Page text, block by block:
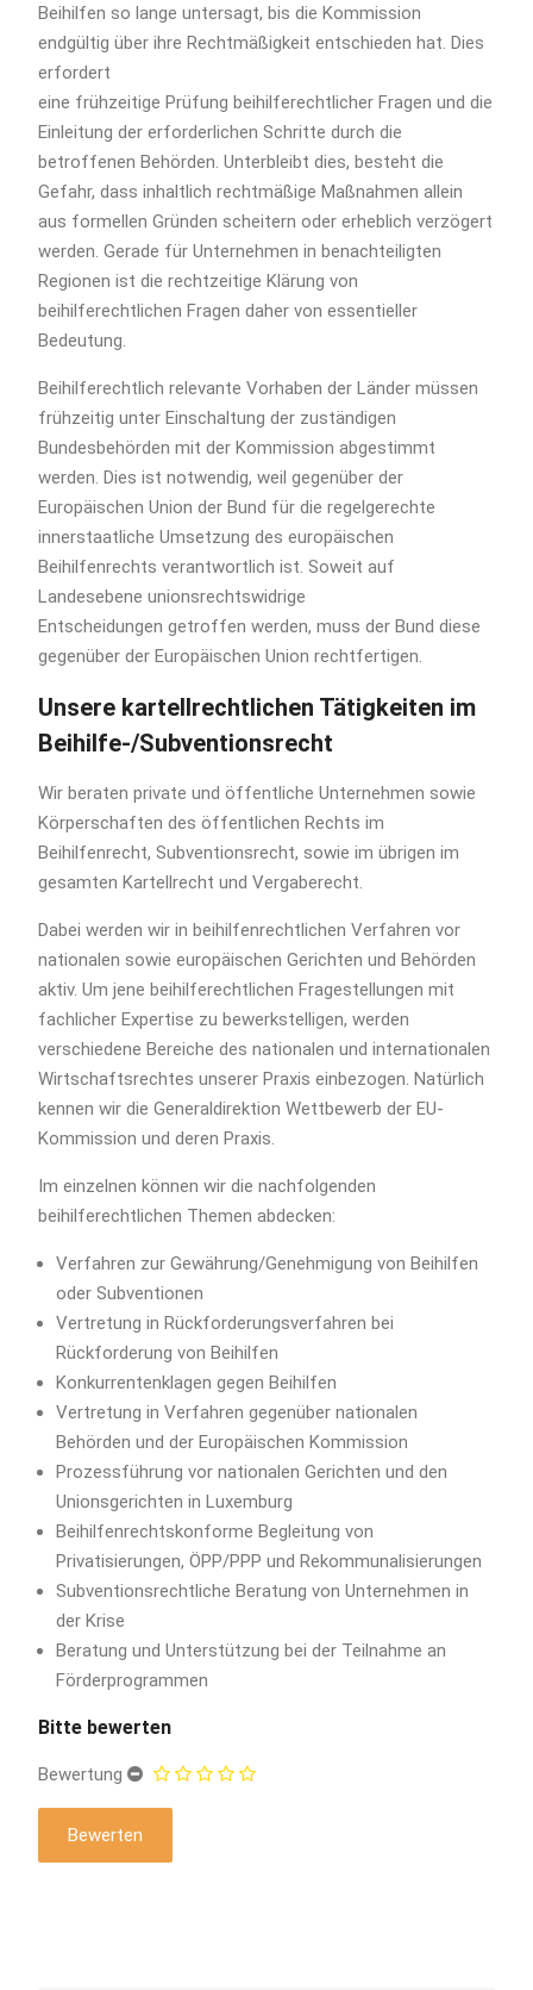
Beihilfen so lange untersagt, bis die Kommission
endgültig über ihre Rechtmäßigkeit entschieden hat. Dies
erfordert
eine frühzeitige Prüfung beihilferechtlicher Fragen und die
Einleitung der erforderlichen Schritte durch die
betroffenen Behörden. Unterbleibt dies, besteht die
Gefahr, dass inhaltlich rechtmäßige Maßnahmen allein
aus formellen Gründen scheitern oder erheblich verzögert
werden. Gerade für Unternehmen in benachteiligten
Regionen ist die rechtzeitige Klärung von
beihilferechtlichen Fragen daher von essentieller
Bedeutung.
Beihilferechtlich relevante Vorhaben der Länder müssen
frühzeitig unter Einschaltung der zuständigen
Bundesbehörden mit der Kommission abgestimmt
werden. Dies ist notwendig, weil gegenüber der
Europäischen Union der Bund für die regelgerechte
innerstaatliche Umsetzung des europäischen
Beihilfenrechts verantwortlich ist. Soweit auf
Landesebene unionsrechtswidrige
Entscheidungen getroffen werden, muss der Bund diese
gegenüber der Europäischen Union rechtfertigen.
Unsere kartellrechtlichen Tätigkeiten im
Beihilfe-/Subventionsrecht
Wir beraten private und öffentliche Unternehmen sowie
Körperschaften des öffentlichen Rechts im
Beihilfenrecht, Subventionsrecht, sowie im übrigen im
gesamten Kartellrecht und Vergaberecht.
Dabei werden wir in beihilfenrechtlichen Verfahren vor
nationalen sowie europäischen Gerichten und Behörden
aktiv. Um jene beihilferechtlichen Fragestellungen mit
fachlicher Expertise zu bewerkstelligen, werden
verschiedene Bereiche des nationalen und internationalen
Wirtschaftsrechtes unserer Praxis einbezogen. Natürlich
kennen wir die Generaldirektion Wettbewerb der EU-
Kommission und deren Praxis.
Im einzelnen können wir die nachfolgenden
beihilferechtlichen Themen abdecken:
Verfahren zur Gewährung/Genehmigung von Beihilfen
oder Subventionen
Vertretung in Rückforderungsverfahren bei
Rückforderung von Beihilfen
Konkurrentenklagen gegen Beihilfen
Vertretung in Verfahren gegenüber nationalen
Behörden und der Europäischen Kommission
Prozessführung vor nationalen Gerichten und den
Unionsgerichten in Luxemburg
Beihilfenrechtskonforme Begleitung von
Privatisierungen, ÖPP/PPP und Rekommunalisierungen
Subventionsrechtliche Beratung von Unternehmen in
der Krise
Beratung und Unterstützung bei der Teilnahme an
Förderprogrammen
Bitte bewerten
Bewertung